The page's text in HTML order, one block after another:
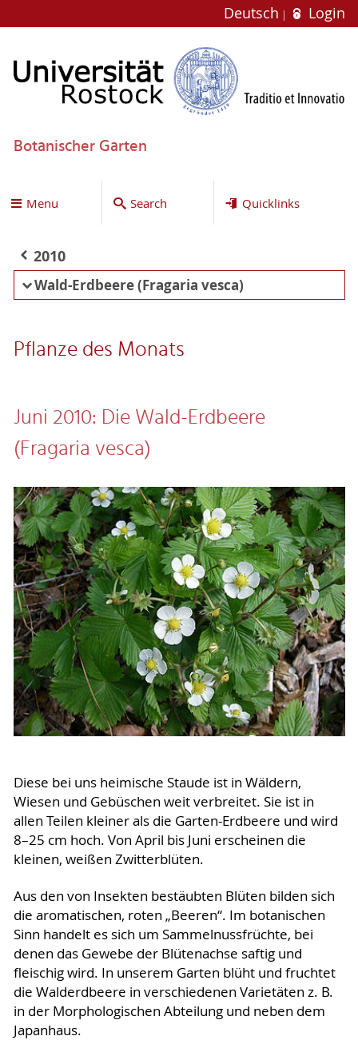
Deutsch Login
Botanischer Garten
Menu Search Quicklinks
2010
Wald-Erdbeere (Fragaria vesca)
Pflanze des Monats
Juni 2010: Die Wald-Erdbeere
(Fragaria vesca)
Diese bei uns heimische Staude ist in Wäldern,
Wiesen und Gebüschen weit verbreitet. Sie ist in
allen Teilen kleiner als die Garten-Erdbeere und wird
8–25 cm hoch. Von April bis Juni erscheinen die
kleinen, weißen Zwitterblüten.
Aus den von Insekten bestäubten Blüten bilden sich
die aromatischen, roten „Beeren“. Im botanischen
Sinn handelt es sich um Sammelnussfrüchte, bei
denen das Gewebe der Blütenachse saftig und
fleischig wird. In unserem Garten blüht und fruchtet
die Walderdbeere in verschiedenen Varietäten z. B.
in der Morphologischen Abteilung und neben dem
Japanhaus.